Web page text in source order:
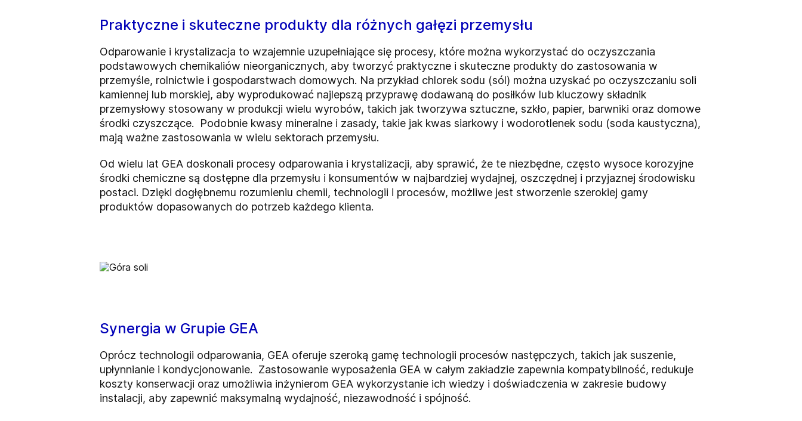
Praktyczne i skuteczne produkty dla różnych gałęzi przemysłu
Odparowanie i krystalizacja to wzajemnie uzupełniające się procesy, które można wykorzystać do oczyszczania
podstawowych chemikaliów nieorganicznych, aby tworzyć praktyczne i skuteczne produkty do zastosowania w
przemyśle, rolnictwie i gospodarstwach domowych. Na przykład chlorek sodu (sól) można uzyskać po oczyszczaniu soli
kamiennej lub morskiej, aby wyprodukować najlepszą przyprawę dodawaną do posiłków lub kluczowy składnik
przemysłowy stosowany w produkcji wielu wyrobów, takich jak tworzywa sztuczne, szkło, papier, barwniki oraz domowe
środki czyszczące. Podobnie kwasy mineralne i zasady, takie jak kwas siarkowy i wodorotlenek sodu (soda kaustyczna),
mają ważne zastosowania w wielu sektorach przemysłu.
Od wielu lat GEA doskonali procesy odparowania i krystalizacji, aby sprawić, że te niezbędne, często wysoce korozyjne
środki chemiczne są dostępne dla przemysłu i konsumentów w najbardziej wydajnej, oszczędnej i przyjaznej środowisku
postaci. Dzięki dogłębnemu rozumieniu chemii, technologii i procesów, możliwe jest stworzenie szerokiej gamy
produktów dopasowanych do potrzeb każdego klienta.
Synergia w Grupie GEA
Oprócz technologii odparowania, GEA oferuje szeroką gamę technologii procesów następczych, takich jak suszenie,
upłynnianie i kondycjonowanie. Zastosowanie wyposażenia GEA w całym zakładzie zapewnia kompatybilność, redukuje
koszty konserwacji oraz umożliwia inżynierom GEA wykorzystanie ich wiedzy i doświadczenia w zakresie budowy
instalacji, aby zapewnić maksymalną wydajność, niezawodność i spójność.